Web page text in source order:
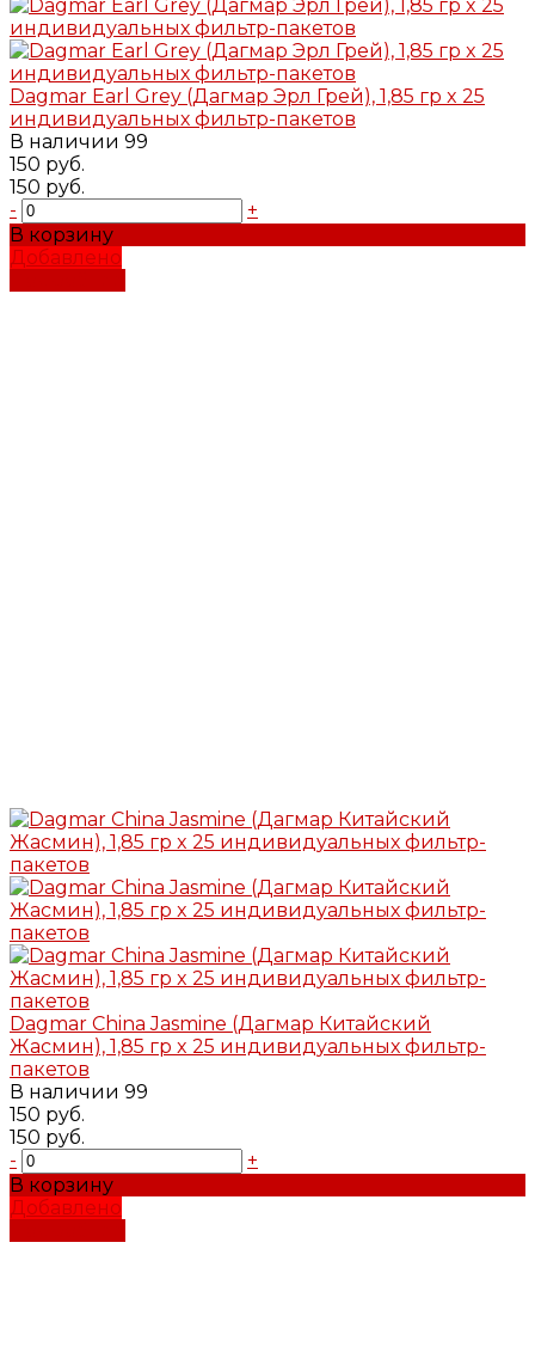
Dagmar Earl Grey (Дагмар Эрл Грей), 1,85 гр x 25
индивидуальных фильтр-пакетов
В наличии 99
150 руб.
150 руб.
-
+
В корзину
Добавлено
Dagmar China Jasmine (Дагмар Китайский
Жасмин), 1,85 гр x 25 индивидуальных фильтр-
пакетов
В наличии 99
150 руб.
150 руб.
-
+
В корзину
Добавлено